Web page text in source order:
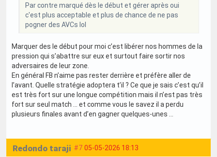
Par contre marqué dès le début et gérer après oui
c'est plus acceptable et plus de chance de ne pas
pogner des AVCs lol
Marquer des le début pour moi c’est libérer nos hommes de la
pression qui s’abattre sur eux et surtout faire sortir nos
adversaires de leur zone.
En général FB n’aime pas rester derrière et préfère aller de
l’avant. Quelle stratégie adoptera t’il ? Ce que je sais c’est qu’il
est très fort sur une longue compétition mais il n’est pas très
fort sur seul match … et comme vous le savez il a perdu
plusieurs finales avant d’en gagner quelques-unes …
#7 05-05-2026 18:13
Redondo taraji